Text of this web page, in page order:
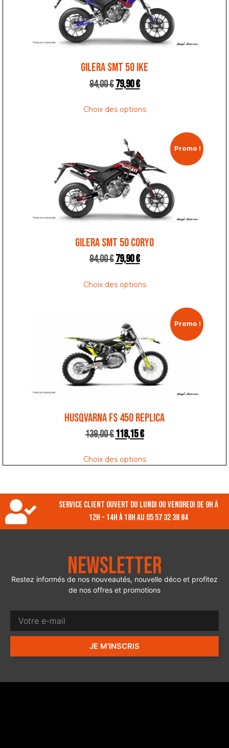
GILERA SMT 50 IKE
94,00€79,90€
Choix des options
Promo !
GILERA SMT 50 CORYO
94,00€79,90€
Choix des options
Promo !
HUSQVARNA FS 450 REPLICA
139,00€118,15€
Choix des options
Service client ouvert du lundi ou vendredi de 9h à
12h - 14h à 18h au 05 57 32 38 84
Newsletter
Restez informés de nos nouveautés, nouvelle déco et profitez
de nos offres et promotions
JE M'INSCRIS